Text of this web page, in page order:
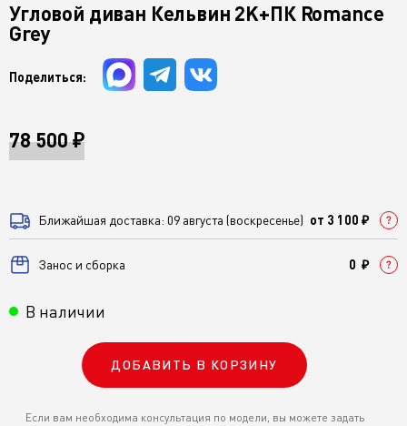
Угловой диван Кельвин 2K+ПК Romance
Grey
Поделиться:
78 500 ₽
Ближайшая доставка: 09 августа (воскресенье) от 3 100 ₽
Занос и сборка 0 ₽
В наличии
ДОБАВИТЬ В КОРЗИНУ
Если вам необходима консультация по модели, вы можете задать